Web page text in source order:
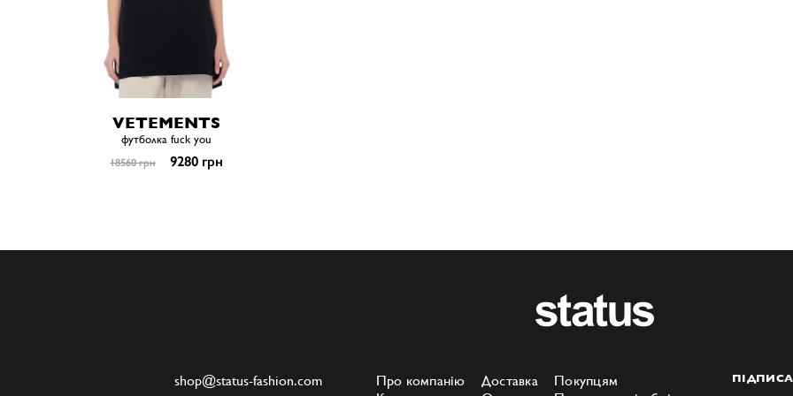
VETEMENTS
футболка fuck you
18560 грн 9280 грн
Про компанію
Доставка
Покупцям
shop@status-fashion.com